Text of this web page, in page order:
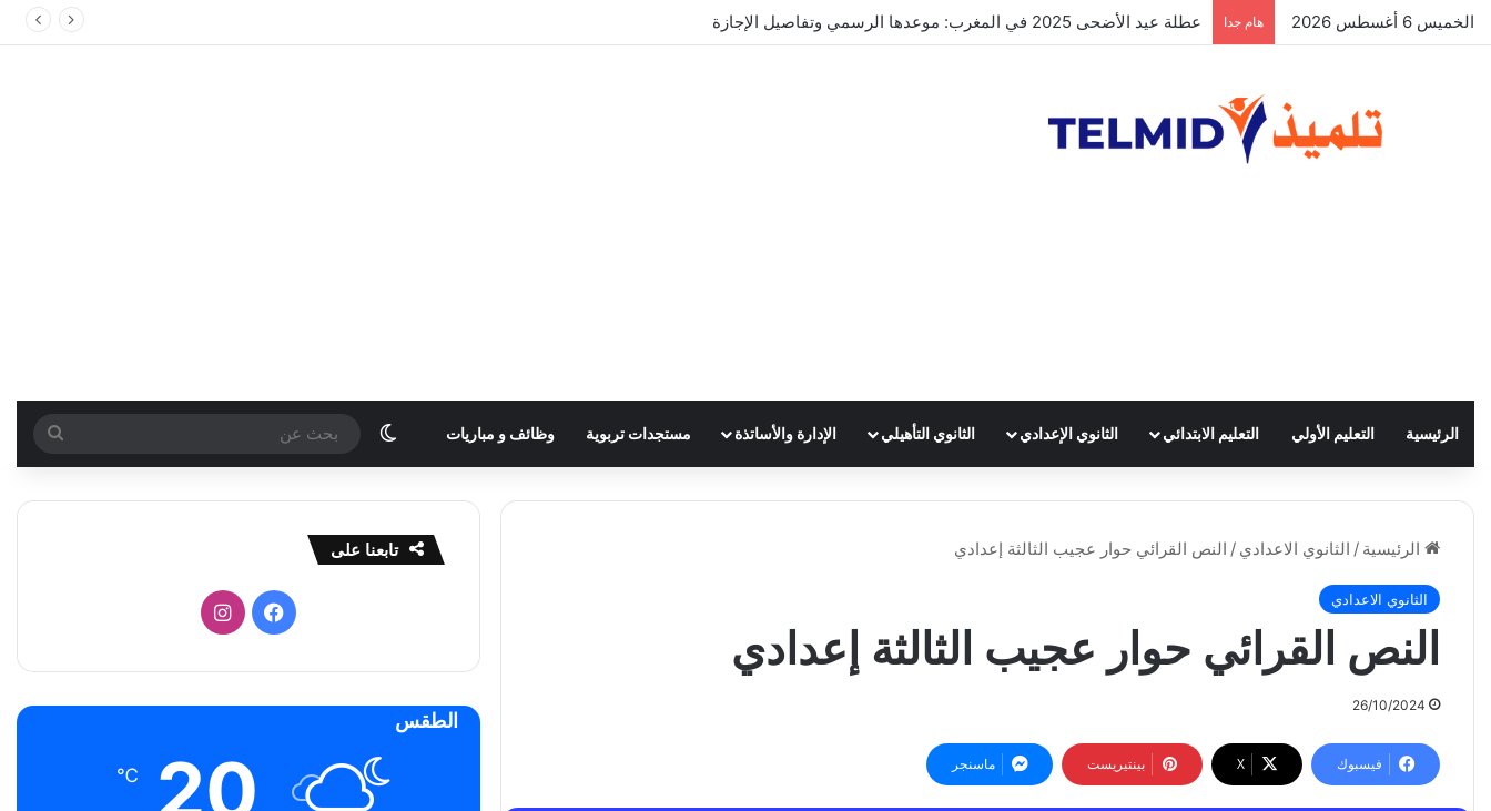
الخميس 6 أغسطس 2026 هام جدا الحركة الانتقالية الوطنية لهيئة التدريس 2025
الرئيسية التعليم الأولي التعليم الابتدائي الثانوي الإعدادي الثانوي التأهيلي الإدارة والأساتذة مستجدات تربوية وظائف و مباريات الوضع المظلم
بحث
عن
الرئيسية / الثانوي الاعدادي / النص القرائي حوار عجيب الثالثة إعدادي
الثانوي الاعدادي
النص القرائي حوار عجيب الثالثة إعدادي
26/10/2024
فيسبوك ‫X بينتيريست ماسنجر
تابعنا على
فيسبوكانستقرام
الطقس
20
℃